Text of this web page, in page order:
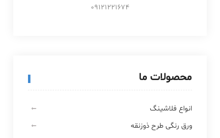
09121221674
محصولات ما
انواع فلاشینگ
ورق رنگی طرح ذوزنقه